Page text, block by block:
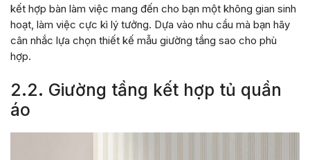
kết hợp bàn làm việc mang đến cho bạn một không gian sinh
hoạt, làm việc cực kì lý tưởng. Dựa vào nhu cầu mà bạn hãy
cân nhắc lựa chọn thiết kế mẫu giường tầng sao cho phù
hợp.
2.2. Giường tầng kết hợp tủ quần
áo